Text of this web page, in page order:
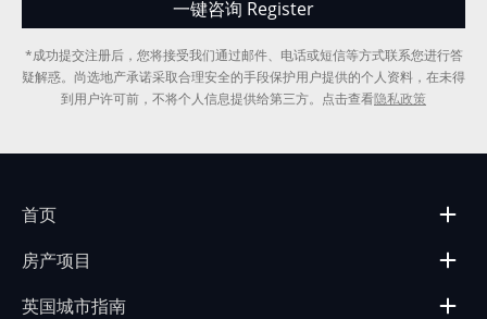
*成功提交注册后，您将接受我们通过邮件、电话或短信等方式联系您进行答
疑解惑。尚选地产承诺采取合理安全的手段保护用户提供的个人资料，在未得
到用户许可前，不将个人信息提供给第三方。点击查看隐私政策
首页
房产项目
英国城市指南